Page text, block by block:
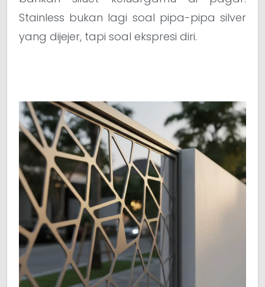
Stainless bukan lagi soal pipa-pipa silver
yang dijejer, tapi soal ekspresi diri.